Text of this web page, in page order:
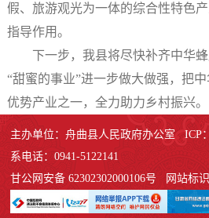
假、旅游观光为一体的综合性特色
指导作用。
下一步，我县将尽快补齐中华
“甜蜜的事业”进一步做大做强，把
优势产业之一，全力助力乡村振兴。
主办单位：舟曲县人民政府办公室 ICP
系电话：0941-5122141
甘公网安备 62302302000106号 网站标识